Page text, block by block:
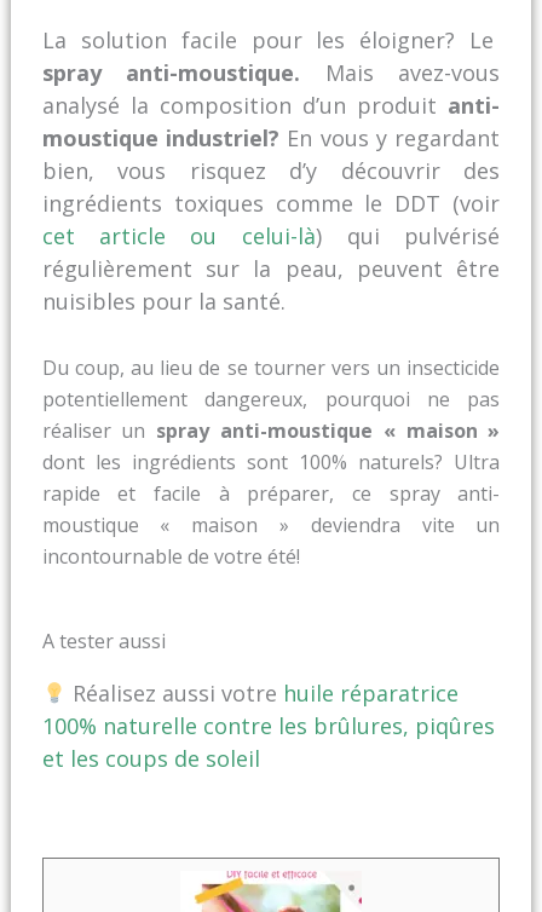
La solution facile pour les éloigner? Le
spray anti-moustique. Mais avez-vous
analysé la composition d’un produit anti-
moustique industriel? En vous y regardant
bien, vous risquez d’y découvrir des
ingrédients toxiques comme le DDT (voir
cet article
ou celui-là) qui pulvérisé
régulièrement sur la peau, peuvent être
nuisibles pour la santé.
Du coup, au lieu de se tourner vers un insecticide
potentiellement dangereux, pourquoi ne pas
réaliser un spray anti-moustique « maison »
dont les ingrédients sont 100% naturels? Ultra
rapide et facile à préparer, ce spray anti-
moustique « maison » deviendra vite un
incontournable de votre été!
A tester aussi
Réalisez aussi votre huile réparatrice
100% naturelle contre les brûlures, piqûres
et les coups de soleil